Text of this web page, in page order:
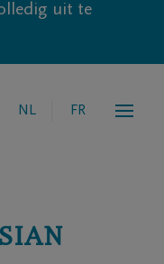
uit te
NL FR